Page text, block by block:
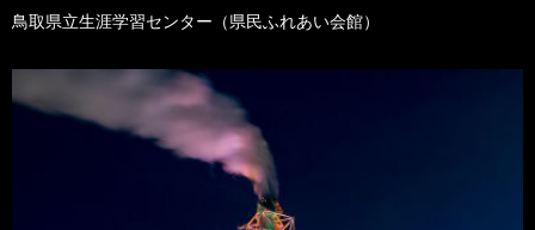
鳥取県立生涯学習センター（県民ふれあい会館）